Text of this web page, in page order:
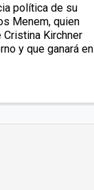
política de su
Menem, quien
Cristina Kirchner
y que ganará en